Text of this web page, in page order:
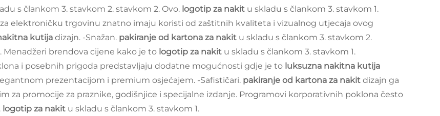
s člankom 3. stavkom 2. stavkom 2. Ovo. logotip za nakit u skladu s člankom 3. stavkom 1.
elektroničku trgovinu znatno imaju koristi od zaštitnih kvaliteta i vizualnog utjecaja ovog
kutija dizajn. -Snažan. pakiranje od kartona za nakit u skladu s člankom 3. stavkom 2.
Menadžeri brendova cijene kako je to logotip za nakit u skladu s člankom 3. stavkom 1.
i posebnih prigoda predstavljaju dodatne mogućnosti gdje je to luksuzna nakitna kutija
prezentacijom i premium osjećajem. -Safističari. pakiranje od kartona za nakit dizajn ga
za promocije za praznike, godišnjice i specijalne izdanje. Programovi korporativnih poklona često
logotip za nakit u skladu s člankom 3. stavkom 1.